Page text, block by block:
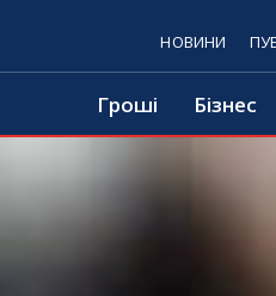
НОВИНИ
Гроші Бізнес